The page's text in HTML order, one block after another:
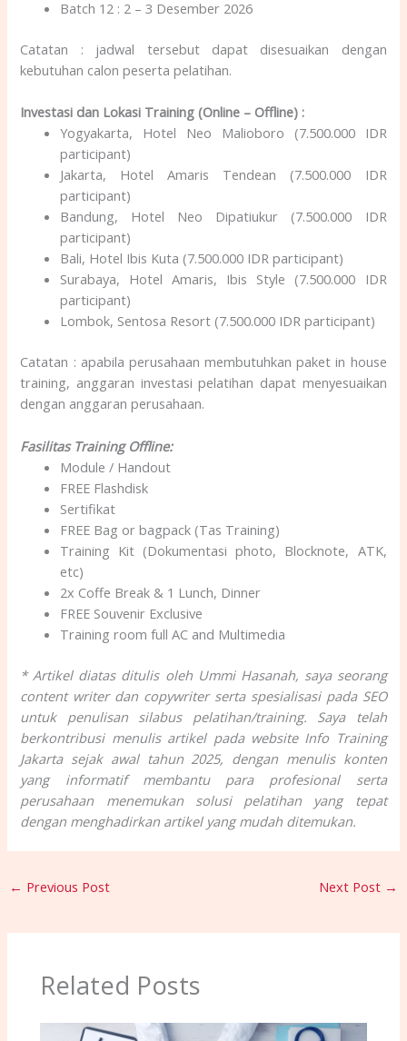
Batch 12 : 2 – 3 Desember 2026
Catatan : jadwal tersebut dapat disesuaikan dengan
kebutuhan calon peserta pelatihan.
Investasi dan Lokasi Training (Online – Offline) :
Yogyakarta, Hotel Neo Malioboro (7.500.000 IDR
participant)
Jakarta, Hotel Amaris Tendean (7.500.000 IDR
participant)
Bandung, Hotel Neo Dipatiukur (7.500.000 IDR
participant)
Bali, Hotel Ibis Kuta (7.500.000 IDR participant)
Surabaya, Hotel Amaris, Ibis Style (7.500.000 IDR
participant)
Lombok, Sentosa Resort (7.500.000 IDR participant)
Catatan : apabila perusahaan membutuhkan paket in house
training, anggaran investasi pelatihan dapat menyesuaikan
dengan anggaran perusahaan.
Fasilitas Training Offline:
Module / Handout
FREE Flashdisk
Sertifikat
FREE Bag or bagpack (Tas Training)
Training Kit (Dokumentasi photo, Blocknote, ATK,
etc)
2x Coffe Break & 1 Lunch, Dinner
FREE Souvenir Exclusive
Training room full AC and Multimedia
* Artikel diatas ditulis oleh Ummi Hasanah, saya seorang
content writer dan copywriter serta spesialisasi pada SEO
untuk penulisan silabus pelatihan/training. Saya telah
berkontribusi menulis artikel pada website Info Training
Jakarta sejak awal tahun 2025, dengan menulis konten
yang informatif membantu para profesional serta
perusahaan menemukan solusi pelatihan yang tepat
dengan menghadirkan artikel yang mudah ditemukan.
← Previous Post Next Post →
Related Posts